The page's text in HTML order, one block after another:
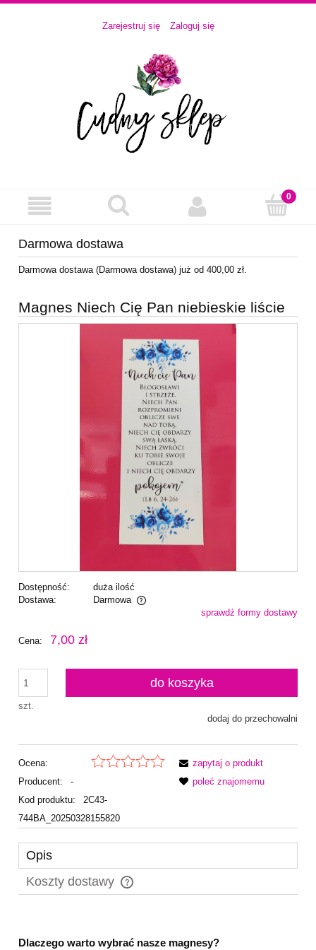
Zarejestruj się Zaloguj się
Darmowa dostawa
Darmowa dostawa (Darmowa dostawa) już od 400,00 zł.
Magnes Niech Cię Pan niebieskie liście
Dostępność:
duża ilość
Dostawa:
Darmowa
Cena nie zawiera ewentualnych kosztów płatnościsprawdź formy dostawy
Cena: 7,00 zł
szt.
do koszyka
dodaj do przechowalni
Ocena:
Producent:
-
Kod produktu:
2C43-
744BA_20250328155820
zapytaj o produkt
poleć znajomemu
Opis
Koszty dostawy
Cena nie zawiera ewentualnych kosztów płatności
Dlaczego warto wybrać nasze magnesy?